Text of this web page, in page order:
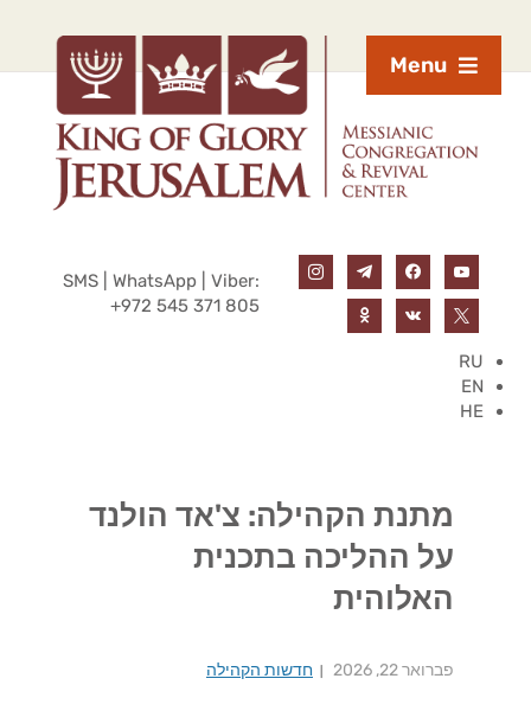
Menu
SMS | WhatsApp | Viber:
+972 545 371 805
RU
EN
HE
מתנת הקהילה: צ'אד הולנד
על ההליכה בתכנית
האלוהית
פברואר 22, 2026 חדשות הקהילה